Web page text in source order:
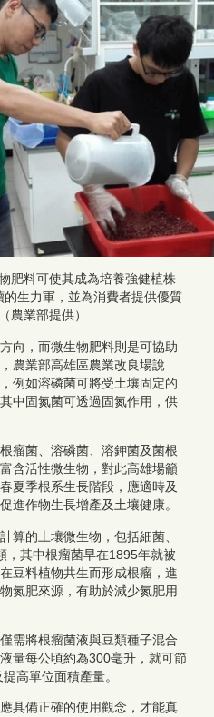
肥料可使其成為培養強健植株
生力軍，並為消費者提供優質
農業部提供）
向，而微生物肥料則是可協助
農業部高雄區農業改良場說
例如溶磷菌可將受土壤固定的
中固氮菌可透過固氮作用，供
瘤菌、溶磷菌、溶鉀菌及菌根
含活性微生物，對此高雄場籲
夏季根系生長階段，應適時及
進作物生長增產及土壤健康。
算的土壤微生物，包括細菌、
，其中根瘤菌早在1895年就被
豆料植物共生而形成根瘤，進
氮肥來源，有助於減少氮肥用
需將根瘤菌液與豆類種子混合
量每公頃約為300毫升，就可節
高單位面積產量。
具備正確的使用觀念，才能真